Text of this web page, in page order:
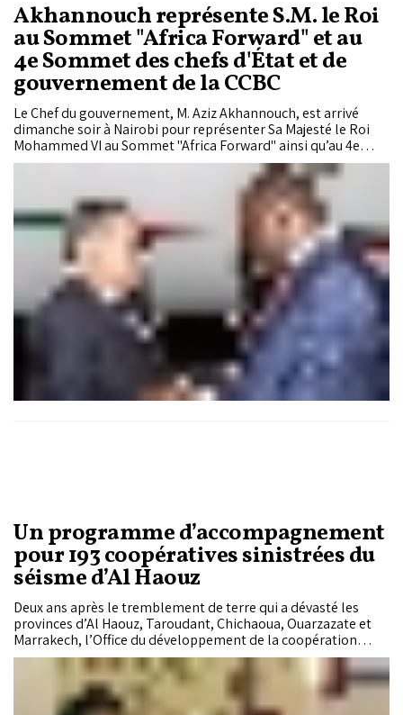
Akhannouch représente S.M. le Roi
au Sommet "Africa Forward" et au
4e Sommet des chefs d'État et de
gouvernement de la CCBC
Le Chef du gouvernement, M. Aziz Akhannouch, est arrivé
dimanche soir à Nairobi pour représenter Sa Majesté le Roi
Mohammed VI au Sommet "Africa Forward" ainsi qu’au 4e
Sommet des chefs d’État et de gouvernement de la
Commission Climat du Bassin du Congo (CCBC) et du Fonds
Bleu pour le Bassin du Congo, prévus les 11 et 12 mai dans la
capitale kényane.
Un programme d’accompagnement
pour 193 coopératives sinistrées du
séisme d’Al Haouz
Deux ans après le tremblement de terre qui a dévasté les
provinces d’Al Haouz, Taroudant, Chichaoua, Ouarzazate et
Marrakech, l’Office du développement de la coopération
s’apprête à déployer un dispositif structuré d’assistance
technique, de formation et d’accompagnement commercial
sur dix mois afin de permettre aux coopératives éligibles de
relancer durablement leurs activités.